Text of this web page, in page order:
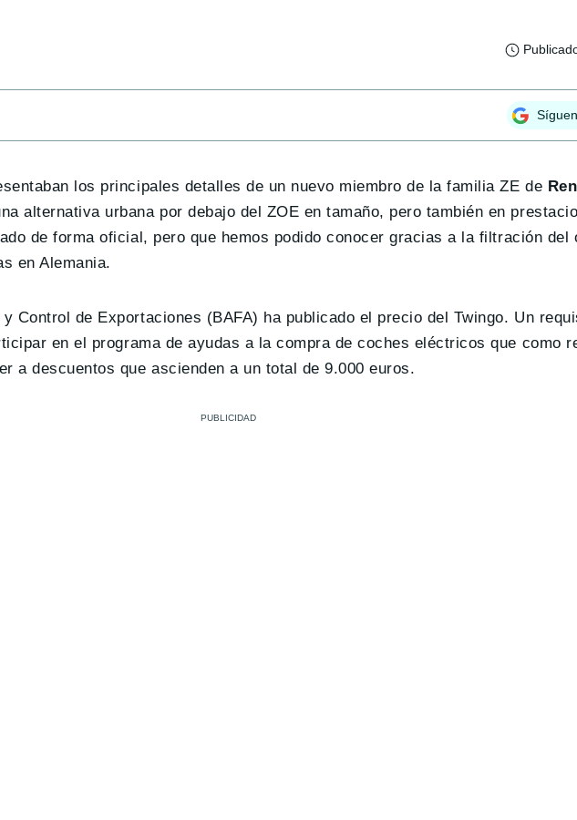
los principales detalles de un nuevo miembro de la familia ZE de
alternativa urbana por debajo del ZOE en tamaño, pero también en
de forma oficial, pero que hemos podido conocer gracias a la filtración del
en Alemania.
Control de Exportaciones (BAFA) ha publicado el precio del Twingo. Un
en el programa de ayudas a la compra de coches eléctricos que como
a descuentos que ascienden a un total de 9.000 euros.